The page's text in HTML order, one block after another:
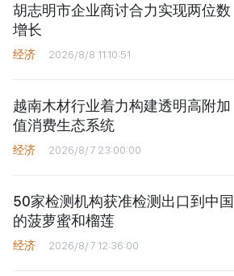
胡志明市企业商讨合力实现两位数
增长
经济 2026/8/8 11:10:51
越南木材行业着力构建透明高附加
值消费生态系统
经济 2026/8/7 23:00:00
50家检测机构获准检测出口到中国
的菠萝蜜和榴莲
经济 2026/8/7 12:36:00